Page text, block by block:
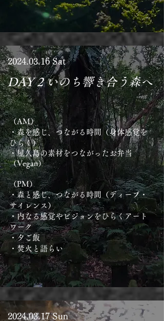
​2024.03.16 Sat
DAY 2 いのち響き合う森へ
（AM）
・森を感じ、つながる時間（身体感覚を
ひらく）
・屋久島の素材をつながったお弁当
（Vegan）
（PM）
・森と感じ、つながる時間（ディープ・
サイレンス）
・内なる感覚やビジョンをひらくアート
ワーク
・夕ご飯
・焚火と語らい
​2024.03.17 Sun